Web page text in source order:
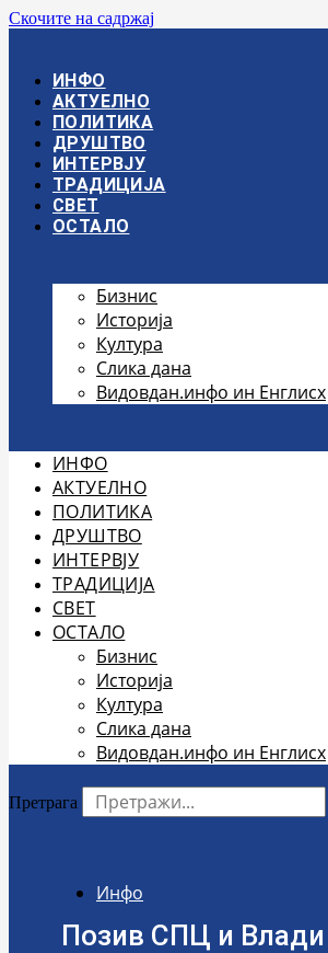
Скочите на садржај
ИНФО
АКТУЕЛНО
ПОЛИТИКА
ДРУШТВО
ИНТЕРВЈУ
ТРАДИЦИЈА
СВЕТ
ОСТАЛО
Бизнис
Историја
Култура
Слика дана
Видовдан.инфо ин Енглисх
ИНФО
АКТУЕЛНО
ПОЛИТИКА
ДРУШТВО
ИНТЕРВЈУ
ТРАДИЦИЈА
СВЕТ
ОСТАЛО
Бизнис
Историја
Култура
Слика дана
Видовдан.инфо ин Енглисх
Претрага
Инфо
Позив СПЦ и Влади